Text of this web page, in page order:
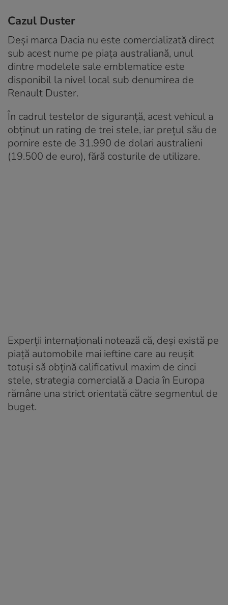
Cazul Duster
Deși marca Dacia nu este comercializată direct
sub acest nume pe piața australiană, unul
dintre modelele sale emblematice este
disponibil la nivel local sub denumirea de
Renault Duster.
În cadrul testelor de siguranță, acest vehicul a
obținut un rating de trei stele, iar prețul său de
pornire este de 31.990 de dolari australieni
(19.500 de euro), fără costurile de utilizare.
Experții internaționali notează că, deși există pe
piață automobile mai ieftine care au reușit
totuși să obțină calificativul maxim de cinci
stele, strategia comercială a Dacia în Europa
rămâne una strict orientată către segmentul de
buget.